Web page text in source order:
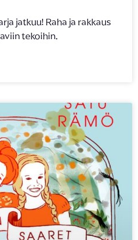
jatkuu! Raha ja rakkaus
tekoihin.